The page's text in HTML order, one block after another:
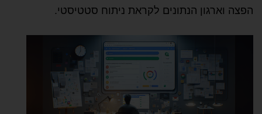
הפצה וארגון הנתונים לקראת ניתוח סטטיסטי.